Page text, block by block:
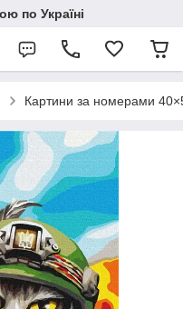
по Україні
Картини за номерами